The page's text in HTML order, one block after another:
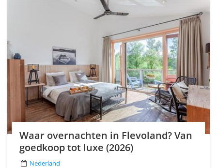
Waar overnachten in Flevoland? Van
goedkoop tot luxe (2026)
Nederland